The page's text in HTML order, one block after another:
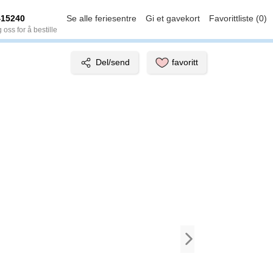
Favorittliste (0)
Gi et gavekort
Se alle feriesentre
oss for å bestille